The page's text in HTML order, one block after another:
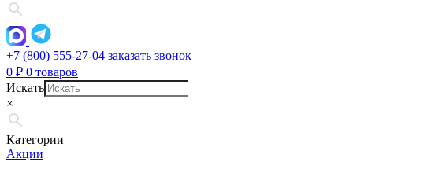
+7 (800) 555-27-04 заказать звонок
0 ₽ 0 товаров
Искать
×
Категории
Акции